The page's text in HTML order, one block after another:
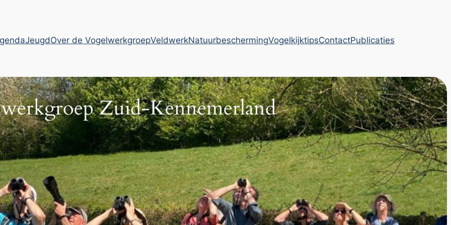
JeugdOver de VogelwerkgroepVeldwerkNatuurbeschermingVogelkijktipsContactPublicaties
Zuid-Kennemerland